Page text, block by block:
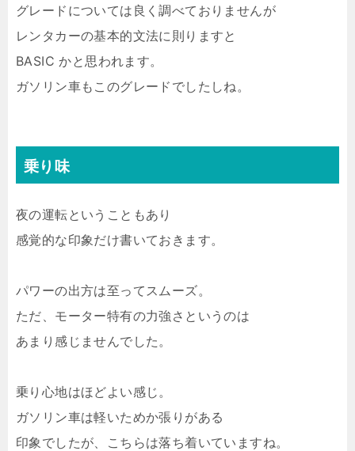
グレードについては良く調べておりませんが
レンタカーの基本的文法に則りますと
BASIC かと思われます。
ガソリン車もこのグレードでしたしね。
乗り味
夜の運転ということもあり
感覚的な印象だけ書いておきます。
パワーの出方は至ってスムーズ。
ただ、モーター特有の力強さというのは
あまり感じませんでした。
乗り心地はほどよい感じ。
ガソリン車は軽いためか張りがある
印象でしたが、こちらは落ち着いていますね。